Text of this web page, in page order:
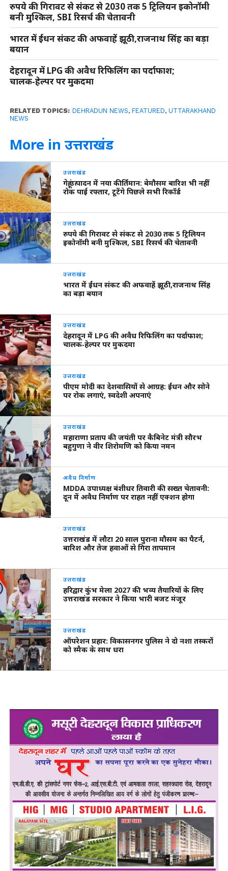
रुपये की गिरावट से संकट से 2030 तक 5 ट्रिलियन इकोनॉमी
बनी मुश्किल, SBI रिसर्च की चेतावनी
भारत में ईंधन संकट की अफवाहें झूठी,राजनाथ सिंह का बड़ा
बयान
देहरादून में LPG की अवैध रिफिलिंग का पर्दाफाश;
चालक‑हेल्पर पर मुकदमा
RELATED TOPICS: DEHRADUN NEWS, FEATURED, UTTARAKHAND
NEWS
More in उत्तराखंड
उत्तराखंड
गेहूं उत्पादन में नया कीर्तिमान: बेमौसम बारिश भी नहीं
रोक पाई रफ्तार, टूटेंगे पिछले सभी रिकॉर्ड
उत्तराखंड
रुपये की गिरावट से संकट से 2030 तक 5 ट्रिलियन
इकोनॉमी बनी मुश्किल, SBI रिसर्च की चेतावनी
उत्तराखंड
भारत में ईंधन संकट की अफवाहें झूठी,राजनाथ सिंह
का बड़ा बयान
उत्तराखंड
देहरादून में LPG की अवैध रिफिलिंग का पर्दाफाश;
चालक‑हेल्पर पर मुकदमा
उत्तराखंड
पीएम मोदी का देशवासियों से आग्रह: ईंधन और सोने
पर रोक लगाएं, स्वदेशी अपनाएं
उत्तराखंड
महाराणा प्रताप की जयंती पर कैबिनेट मंत्री सौरभ
बहुगुणा ने वीर शिरोमणि को किया नमन
अवैध निर्माण
MDDA उपाध्यक्ष बंशीधर तिवारी की सख्त चेतावनी:
दून में अवैध निर्माण पर राहत नहीं एक्शन होगा
उत्तराखंड
उत्तराखंड में लौटा 20 साल पुराना मौसम का पैटर्न,
बारिश और तेज हवाओं से गिरा तापमान
उत्तराखंड
हरिद्वार कुंभ मेला 2027 की भव्य तैयारियों के लिए
उत्तराखंड सरकार ने किया भारी बजट मंजूर
उत्तराखंड
ऑपरेशन प्रहार: विकासनगर पुलिस ने दो नशा तस्करों
को स्मैक के साथ धरा